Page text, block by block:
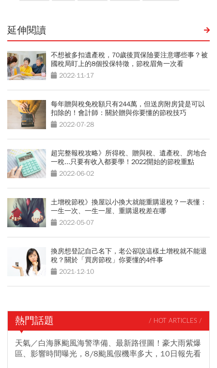
延伸閱讀
不想被多扣遺產稅，70歲後買保險要注意哪些事？被
國稅局盯上的8個投保特徵，節稅眉角一次看
2022-11-17
每年贈與稅免稅額只有244萬，但送房附房貸是可以
扣除的！會計師：關於贈與你要懂的節稅技巧
2022-07-28
超完整報稅攻略》所得稅、贈與稅、遺產稅、房地合
一稅...只要有收入都要學！2022開始的節稅重點
2022-06-02
土增稅節稅》換屋以小換大就能重購退稅？一表懂：
一生一次、一生一屋、重購退稅差在哪
2022-05-07
換房想登記自己名下，老公卻說這樣土增稅就不能退
稅？關於「買房節稅」你要懂的4件事
2021-12-10
熱門話題 / HOT ARTICLES /
天氣／白海豚颱風海警準備、最新路徑圖！豪大雨紫爆
區、影響時間曝光，8/8颱風假機率多大，10日報先看